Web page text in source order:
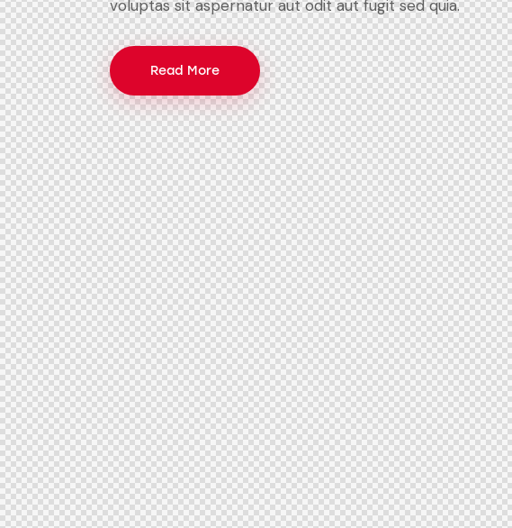
voluptas sit aspernatur aut odit aut fugit sed quia.
Read More